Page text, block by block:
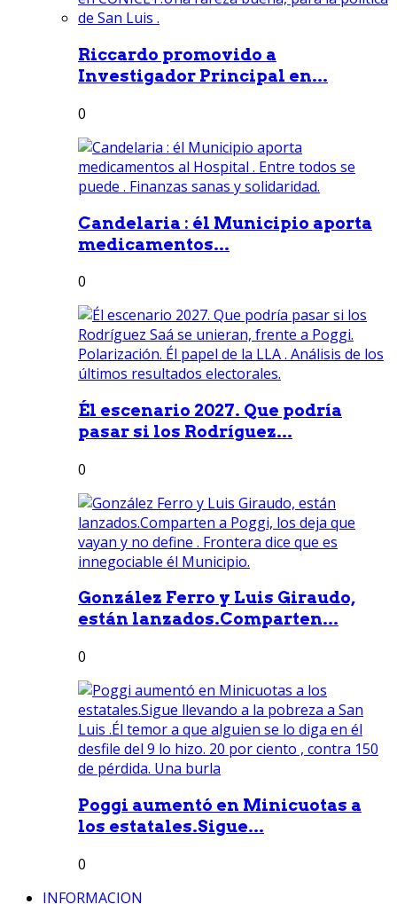
Riccardo promovido a
Investigador Principal en...
0
Candelaria : él Municipio aporta
medicamentos...
0
Él escenario 2027. Que podría
pasar si los Rodríguez...
0
González Ferro y Luis Giraudo,
están lanzados.Comparten...
0
Poggi aumentó en Minicuotas a
los estatales.Sigue...
0
INFORMACION